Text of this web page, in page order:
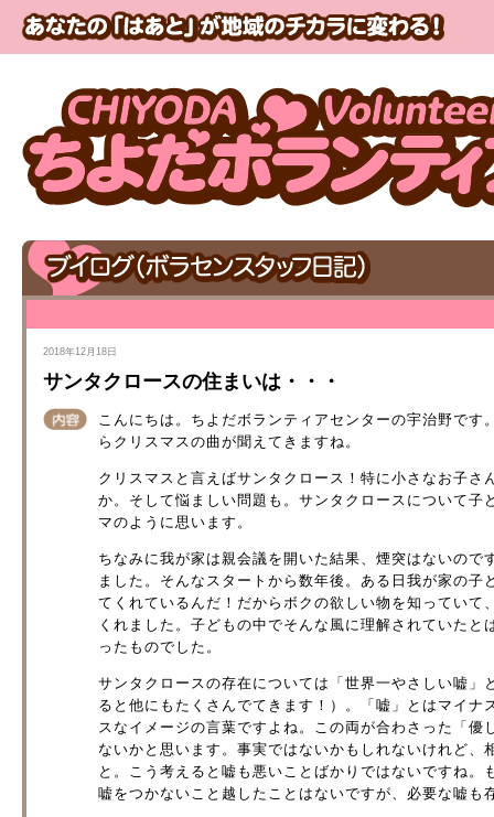
2018年12月18日
サンタクロースの住まいは・・・
こんにちは。ちよだボランティアセンターの宇治野で
らクリスマスの曲が聞えてきますね。
クリスマスと言えばサンタクロース！特に小さなお子
か。そして悩ましい問題も。サンタクロースについて
マのように思います。
ちなみに我が家は親会議を開いた結果、煙突はないの
ました。そんなスタートから数年後。ある日我が家の
てくれているんだ！だからボクの欲しい物を知ってい
くれました。子どもの中でそんな風に理解されていた
ったものでした。
サンタクロースの存在については「世界一やさしい嘘
ると他にもたくさんでてきます！）。「嘘」とはマイ
スなイメージの言葉ですよね。この両が合わさった「
ないかと思います。事実ではないかもしれないけれど
と。こう考えると嘘も悪いことばかりではないですね
嘘をつかないこと越したことはないですが、必要な嘘も